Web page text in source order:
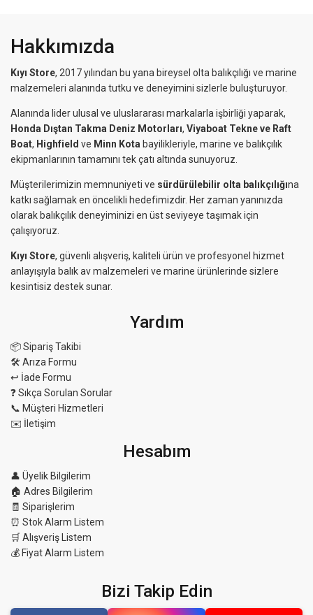
Hakkımızda
Kıyı Store, 2017 yılından bu yana bireysel olta balıkçılığı ve marine
malzemeleri alanında tutku ve deneyimini sizlerle buluşturuyor.
Alanında lider ulusal ve uluslararası markalarla işbirliği yaparak,
Honda Dıştan Takma Deniz Motorları, Viyaboat Tekne ve Raft
Boat, Highfield ve Minn Kota bayilikleriyle, marine ve balıkçılık
ekipmanlarının tamamını tek çatı altında sunuyoruz.
Müşterilerimizin memnuniyeti ve sürdürülebilir olta balıkçılığına
katkı sağlamak en öncelikli hedefimizdir. Her zaman yanınızda
olarak balıkçılık deneyiminizi en üst seviyeye taşımak için
çalışıyoruz.
Kıyı Store, güvenli alışveriş, kaliteli ürün ve profesyonel hizmet
anlayışıyla balık av malzemeleri ve marine ürünlerinde sizlere
kesintisiz destek sunar.
Yardım
📦 Sipariş Takibi
🛠 Arıza Formu
↩️ İade Formu
❓ Sıkça Sorulan Sorular
📞 Müşteri Hizmetleri
✉️ İletişim
Hesabım
👤 Üyelik Bilgilerim
🏠 Adres Bilgilerim
🧾 Siparişlerim
⏰ Stok Alarm Listem
🛒 Alışveriş Listem
💰 Fiyat Alarm Listem
Bizi Takip Edin